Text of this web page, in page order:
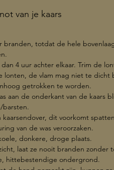
van je kaars
branden, totdat de hele
4 uur achter elkaar. Trim de
lonten, de vlam mag niet te
getrokken te worden.
aan de onderkant van de
barsten.
dit voorkomt
van de was veroorzaken.
donkere, droge plaats.
laat ze nooit branden zonder
hittebestendige ondergrond.